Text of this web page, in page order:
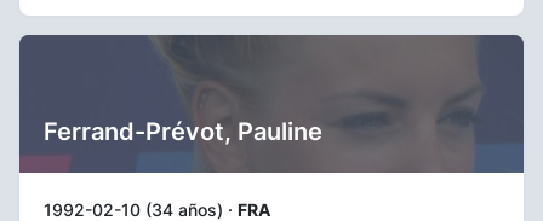
Ferrand-Prévot, Pauline
1992-02-10 (34 años) · FRA